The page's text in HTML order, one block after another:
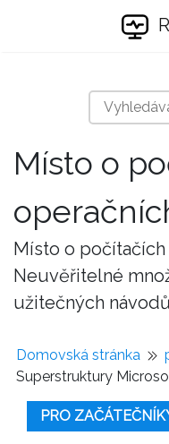
Místo o
Místo o
Neuvěřitelné
užitečných návodů
Domovská stránka
Superstruktury
PRO